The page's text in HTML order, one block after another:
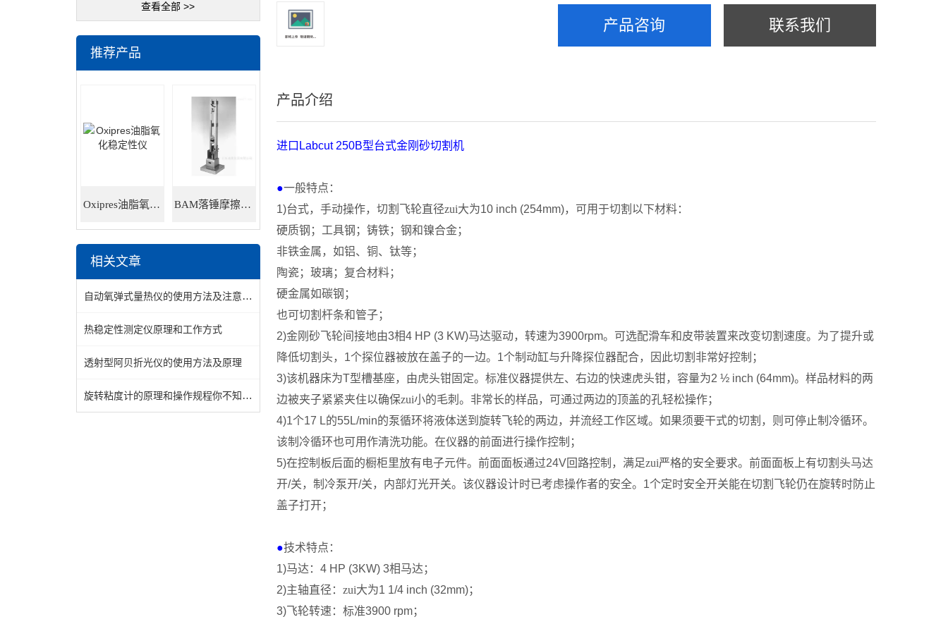
查看全部 >>
推荐产品
Oxipres油脂氧化稳定性仪 BAM落锤摩擦感度仪
相关文章
自动氧弹式量热仪的使用方法及注意事项
热稳定性测定仪原理和工作方式
透射型阿贝折光仪的使用方法及原理
旋转粘度计的原理和操作规程你不知道吗？
产品咨询 联系我们
产品介绍
进口 Labcut 250B型台式金刚砂切割机
●一般特点：
1)台式，手动操作，切割飞轮直径zui大为10 inch (254mm)，可用于切割以下材料：
硬质钢；工具钢；铸铁；钢和镍合金；
非铁金属，如铝、铜、钛等；
陶瓷；玻璃；复合材料；
硬金属如碳钢；
也可切割杆条和管子；
2)金刚砂飞轮间接地由3相4 HP (3 KW)马达驱动，转速为3900rpm。可选配滑车和皮带装置来改变切割速度。为了提升或
降低切割头， 1个探位器被放在盖子的一边。 1个制动缸与升降探位器配合，因此切割非常好控制；
3)该机器床为T型槽基座，由虎头钳固定。标准仪器提供左、右边的快速虎头钳，容量为2 ½ inch (64mm)。样品材料的两
边被夹子紧紧夹住以确保zui小的毛刺。非常长的样品，可通过两边的顶盖的孔轻松操作；
4)1个17 L的55L/min的泵循环将液体送到旋转飞轮的两边，并流经工作区域。如果须要干式的切割，则可停止制冷循环。
该制冷循环也可用作清洗功能。在仪器的前面进行操作控制；
5)在控制板后面的橱柜里放有电子元件。前面面板通过24V回路控制，满足zui严格的安全要求。前面面板上有切割头马达
开/关，制冷泵开/关，内部灯光开关。该仪器设计时已考虑操作者的安全。 1个定时安全开关能在切割飞轮仍在旋转时防止
盖子打开；
●技术特点：
1)马达： 4 HP (3KW) 3相马达；
2)主轴直径：zui大为1 1/4 inch (32mm)；
3)飞轮转速：标准3900 rpm；